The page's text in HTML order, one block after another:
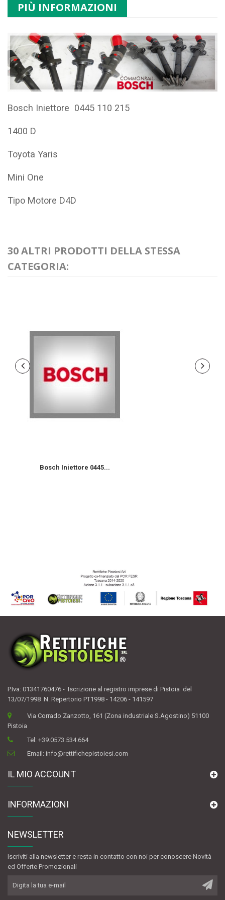
PIÙ INFORMAZIONI
Bosch Iniettore 0445 110 215
1400 D
Toyota Yaris
Mini One
Tipo Motore D4D
30 ALTRI PRODOTTI DELLA STESSA
CATEGORIA:
Bosch Iniettore 0445...
P.Iva: 01341760476 - Iscrizione al registro imprese di Pistoia del
13/07/1998 N. Repertorio PT1998 - 14206 - 141597
Via Corrado Zanzotto, 161 (Zona industriale S.Agostino) 51100
Pistoia
Tel:+39.0573.534.664
Email:info@rettifichepistoiesi.com
IL MIO ACCOUNT
INFORMAZIONI
NEWSLETTER
Iscriviti alla newsletter e resta in contatto con noi per conoscere Novità
ed Offerte Promozionali